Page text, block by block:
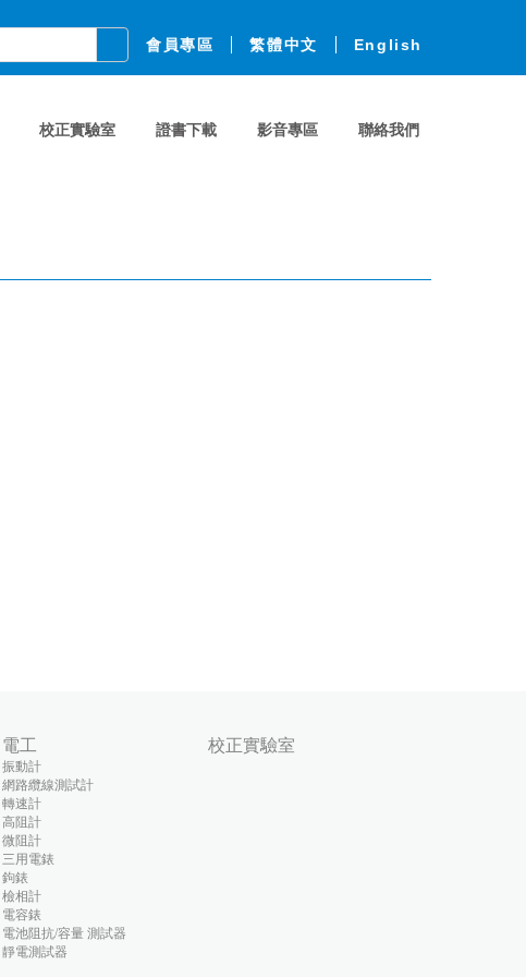
會員專區 繁體中文 English
校正實驗室 證書下載 影音專區 聯絡我們
電工
振動計
網路纜線測試計
轉速計
高阻計
微阻計
三用電錶
鉤錶
檢相計
電容錶
電池阻抗/容量 測試器
靜電測試器
校正實驗室